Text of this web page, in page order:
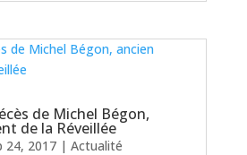
de Michel Bégon,
de la Réveillée
24, 2017| Actualité